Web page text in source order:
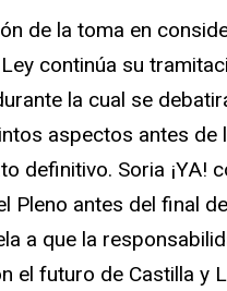
de la toma en
continúa su
la cual se
aspectos antes de
definitivo. Soria ¡YA!
Pleno antes del final
a que la
el futuro de Castilla y